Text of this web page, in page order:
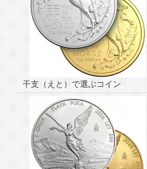
干支（えと）で選ぶコイン